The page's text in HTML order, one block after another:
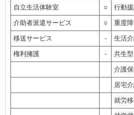
自立生活体験室 ○ 行動
介助者派遣サービス ○ 重度
移送サービス - 生活
権利擁護 - 共生
介護
居宅
就労